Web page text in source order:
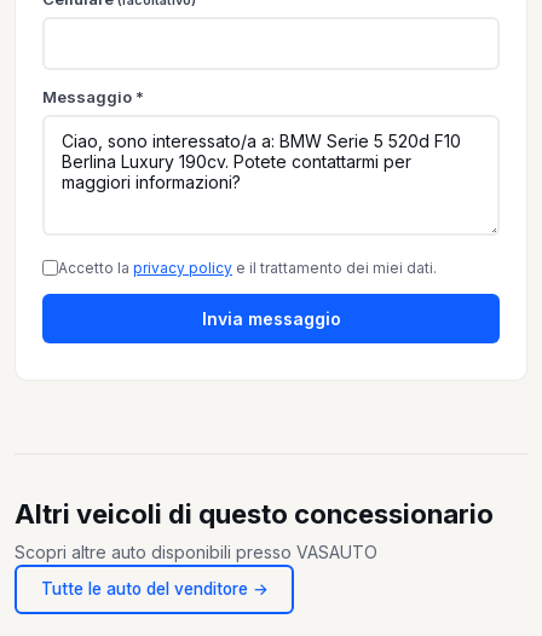
Messaggio *
Accetto la privacy policy e il trattamento dei miei dati.
Invia messaggio
Altri veicoli di questo concessionario
Scopri altre auto disponibili presso VASAUTO
Tutte le auto del venditore →